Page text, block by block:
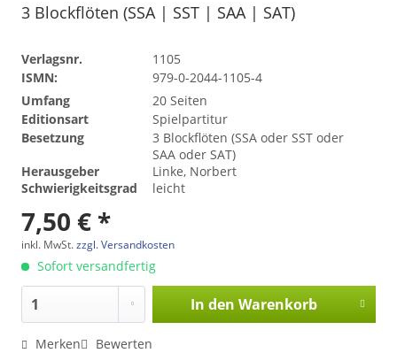
3 Blockflöten (SSA | SST | SAA | SAT)
Verlagsnr.
1105
ISMN:
979-0-2044-1105-4
Umfang
20 Seiten
Editionsart
Spielpartitur
Besetzung
3 Blockflöten (SSA oder SST oder
SAA oder SAT)
Herausgeber
Linke, Norbert
Schwierigkeitsgrad
leicht
7,50 € *
inkl. MwSt.zzgl. Versandkosten
Sofort versandfertig
In den Warenkorb
Merken Bewerten